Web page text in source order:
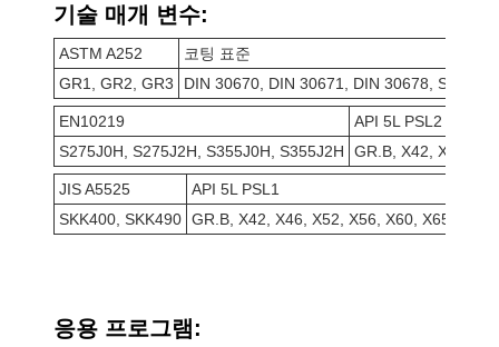
기술 매개 변수:
ASTM A252
코팅 표준
GR1, GR2, GR3
DIN 30670, DIN 30671, DIN 30678, SY/
EN10219
API 5L PSL2
S275J0H, S275J2H, S355J0H, S355J2H
GR.B, X42, X46,
JIS A5525
API 5L PSL1
SKK400, SKK490 GR.B, X42, X46, X52, X56, X60, X65, X70
응용 프로그램: